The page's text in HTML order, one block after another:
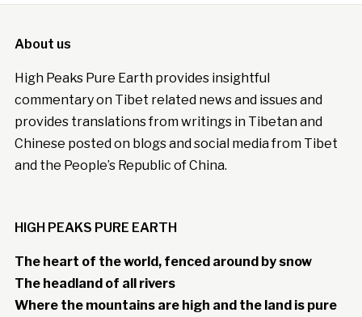
About us
High Peaks Pure Earth provides insightful
commentary on Tibet related news and issues and
provides translations from writings in Tibetan and
Chinese posted on blogs and social media from Tibet
and the People’s Republic of China.
HIGH PEAKS PURE EARTH
The heart of the world, fenced around by snow
The headland of all rivers
Where the mountains are high and the land is pure